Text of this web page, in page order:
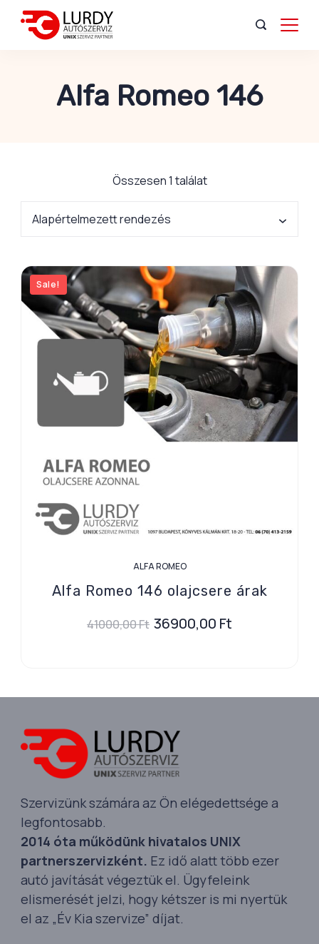
Alfa Romeo 146
Összesen 1 találat
Sale!
ALFA ROMEO
Alfa Romeo 146 olajcsere árak
41000,00Ft 36900,00 Ft
Szervizünk számára az Ön elégedettsége a
legfontosabb.
2014 óta működünk hivatalos UNIX
partnerszervizként. Ez idő alatt több ezer
autó javítását végeztük el. Ügyfeleink
elismerését jelzi, hogy kétszer is mi nyertük
el az „Év Kia szervize” díjat.